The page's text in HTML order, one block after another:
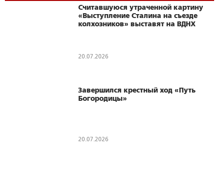
Считавшуюся утраченной картину
«Выступление Сталина на съезде
колхозников» выставят на ВДНХ
20.07.2026
Завершился крестный ход «Путь
Богородицы»
20.07.2026